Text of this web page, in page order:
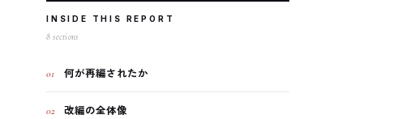
INSIDE THIS REPORT
8 sections
01 何が再編されたか
02 改編の全体像